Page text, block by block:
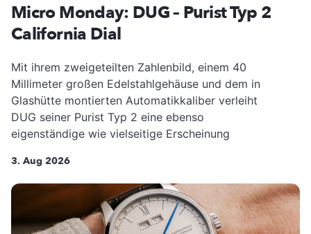
Micro Monday: DUG – Purist Typ 2
California Dial
Mit ihrem zweigeteilten Zahlenbild, einem 40
Millimeter großen Edelstahlgehäuse und dem in
Glashütte montierten Automatikkaliber verleiht
DUG seiner Purist Typ 2 eine ebenso
eigenständige wie vielseitige Erscheinung
3. Aug 2026